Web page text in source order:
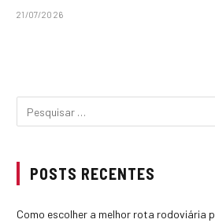
21/07/2026
POSTS RECENTES
Como escolher a melhor rota rodoviária